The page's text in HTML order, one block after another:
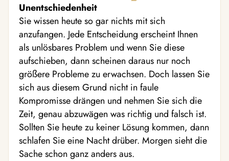
Unentschiedenheit
Sie wissen heute so gar nichts mit sich
anzufangen. Jede Entscheidung erscheint Ihnen
als unlösbares Problem und wenn Sie diese
aufschieben, dann scheinen daraus nur noch
größere Probleme zu erwachsen. Doch lassen Sie
sich aus diesem Grund nicht in faule
Kompromisse drängen und nehmen Sie sich die
Zeit, genau abzuwägen was richtig und falsch ist.
Sollten Sie heute zu keiner Lösung kommen, dann
schlafen Sie eine Nacht drüber. Morgen sieht die
Sache schon ganz anders aus.